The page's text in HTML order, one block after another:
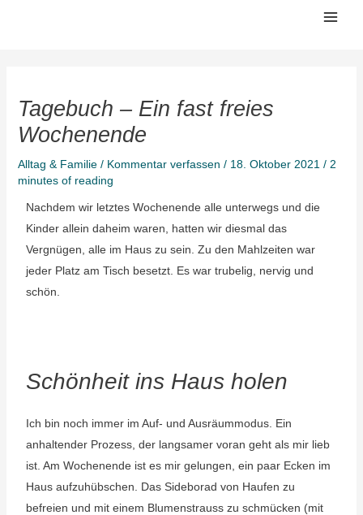
Tagebuch – Ein fast freies
Wochenende
Alltag & Familie/ Kommentar verfassen / 18. Oktober 2021 / 2
minutes of reading
Nachdem wir letztes Wochenende alle unterwegs und die
Kinder allein daheim waren, hatten wir diesmal das
Vergnügen, alle im Haus zu sein. Zu den Mahlzeiten war
jeder Platz am Tisch besetzt. Es war trubelig, nervig und
schön.
Schönheit ins Haus holen
Ich bin noch immer im Auf- und Ausräummodus. Ein
anhaltender Prozess, der langsamer voran geht als mir lieb
ist. Am Wochenende ist es mir gelungen, ein paar Ecken im
Haus aufzuhübschen. Das Sideborad von Haufen zu
befreien und mit einem Blumenstrauss zu schmücken (mit